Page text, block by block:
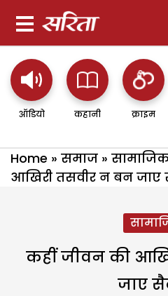
ऑडियो कहानी क्राइम
Home » समाज »
आखिरी तसवीर न बन जाए
कहीं जीवन की
जाए